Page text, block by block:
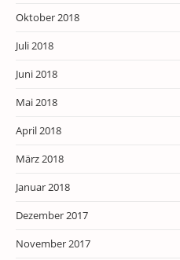
Oktober 2018
Juli 2018
Juni 2018
Mai 2018
April 2018
März 2018
Januar 2018
Dezember 2017
November 2017